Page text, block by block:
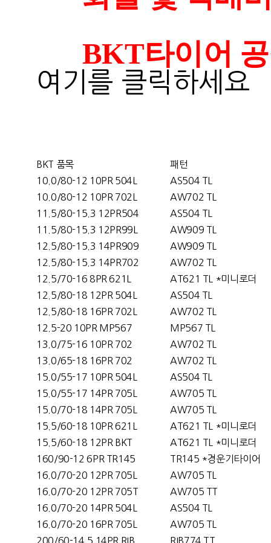
BKT타이어
여기를 클릭하세요
BKT 품목
패턴
10.0/80-12 10PR 504L
AS504 TL
10.0/80-12 10PR 702L
AW702 TL
11.5/80-15.3 12PR504
AS504 TL
11.5/80-15.3 12PR99L
AW909 TL
12.5/80-15.3 14PR909
AW909 TL
12.5/80-15.3 14PR702
AW702 TL
12.5/70-16 8PR 621L
AT621 TL *미니로더
12.5/80-18 12PR 504L
AS504 TL
12.5/80-18 16PR 702L
AW702 TL
12.5-20 10PR MP567
MP567 TL
13.0/75-16 10PR 702
AW702 TL
13.0/65-18 16PR 702
AW702 TL
15.0/55-17 10PR 504L
AS504 TL
15.0/55-17 14PR 705L
AW705 TL
15.0/70-18 14PR 705L
AW705 TL
15.5/60-18 10PR 621L
AT621 TL *미니로더
15.5/60-18 12PR BKT
AT621 TL *미니로더
160/90-12 6PR TR145
TR145 *경운기타이어
16.0/70-20 12PR 705L
AW705 TL
16.0/70-20 12PR 705T
AW705 TT
16.0/70-20 14PR 504L
AS504 TL
16.0/70-20 16PR 705L
AW705 TL
200/60-14.5 14PR RIB
RIB774 TT